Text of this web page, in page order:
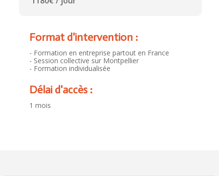
Format d'intervention :
- Formation en entreprise partout en France
- Session collective sur Montpellier
- Formation individualisée
Délai d'accès :
1 mois